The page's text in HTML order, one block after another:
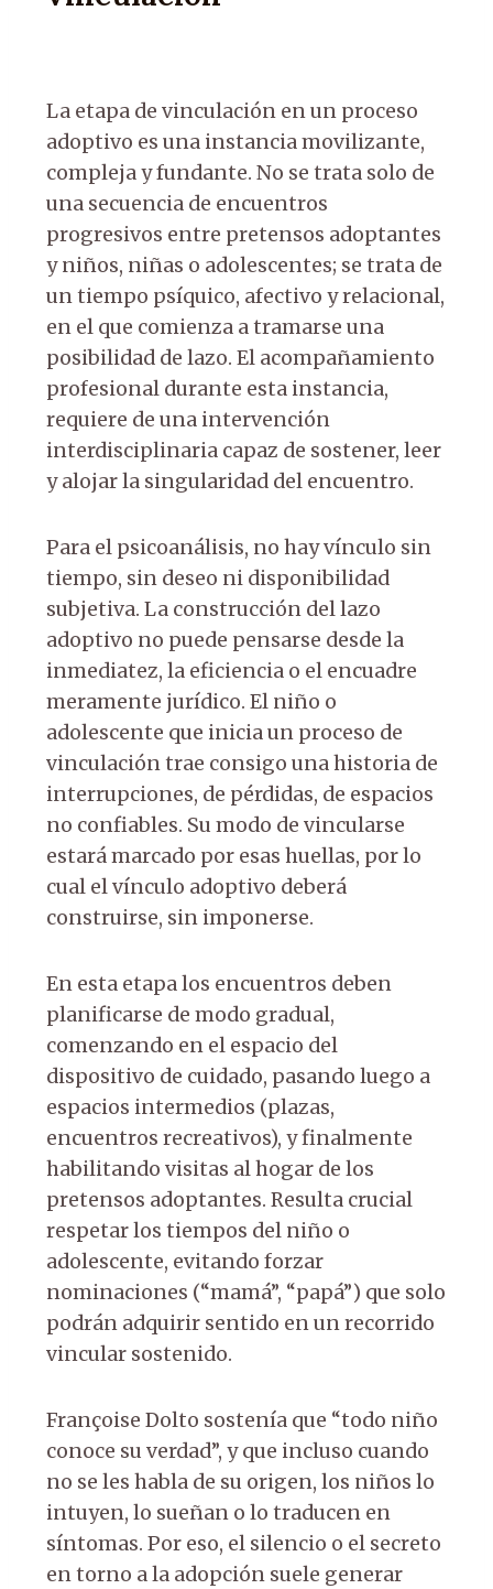
La etapa de vinculación en un proceso
adoptivo es una instancia movilizante,
compleja y fundante. No se trata solo de
una secuencia de encuentros
progresivos entre pretensos adoptantes
y niños, niñas o adolescentes; se trata de
un tiempo psíquico, afectivo y relacional,
en el que comienza a tramarse una
posibilidad de lazo. El acompañamiento
profesional durante esta instancia,
requiere de una intervención
interdisciplinaria capaz de sostener, leer
y alojar la singularidad del encuentro.
Para el psicoanálisis, no hay vínculo sin
tiempo, sin deseo ni disponibilidad
subjetiva. La construcción del lazo
adoptivo no puede pensarse desde la
inmediatez, la eficiencia o el encuadre
meramente jurídico. El niño o
adolescente que inicia un proceso de
vinculación trae consigo una historia de
interrupciones, de pérdidas, de espacios
no confiables. Su modo de vincularse
estará marcado por esas huellas, por lo
cual el vínculo adoptivo deberá
construirse, sin imponerse.
En esta etapa los encuentros deben
planificarse de modo gradual,
comenzando en el espacio del
dispositivo de cuidado, pasando luego a
espacios intermedios (plazas,
encuentros recreativos), y finalmente
habilitando visitas al hogar de los
pretensos adoptantes. Resulta crucial
respetar los tiempos del niño o
adolescente, evitando forzar
nominaciones (“mamá”, “papá”) que solo
podrán adquirir sentido en un recorrido
vincular sostenido.
Françoise Dolto sostenía que “todo niño
conoce su verdad”, y que incluso cuando
no se les habla de su origen, los niños lo
intuyen, lo sueñan o lo traducen en
síntomas. Por eso, el silencio o el secreto
en torno a la adopción suele generar